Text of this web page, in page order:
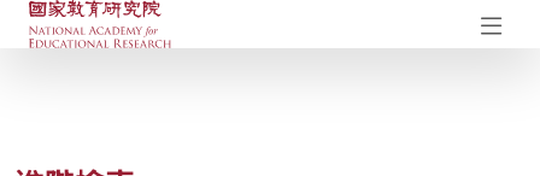
國家教育研究院-研究成果典藏庫